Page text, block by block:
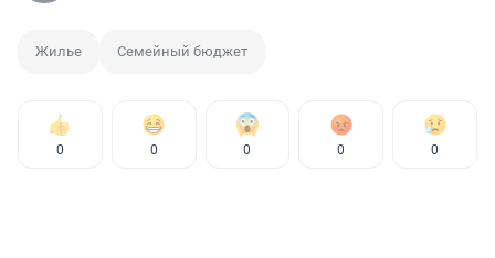
Жилье Семейный бюджет
0 0 0 0 0